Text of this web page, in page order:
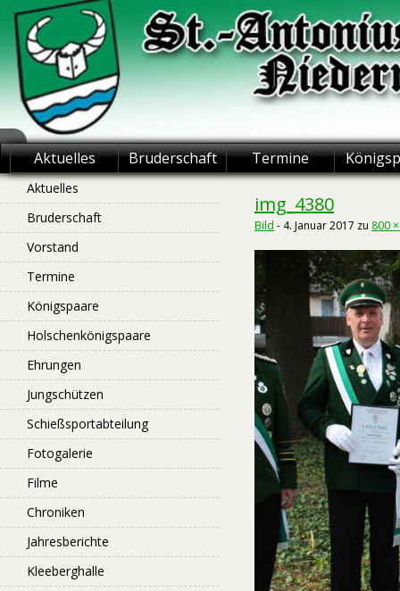
Skip
content
St.-Antonius
Schützenbruderschaft
Niederntudorf
Aktuelles Bruderschaft Termine
img_4380
Bild - 4. Januar 2017 zu 800
Aktuelles
Bruderschaft
Vorstand
Termine
Königspaare
Holschenkönigspaare
Ehrungen
Jungschützen
Schießsportabteilung
Fotogalerie
Filme
Chroniken
Jahresberichte
Kleeberghalle